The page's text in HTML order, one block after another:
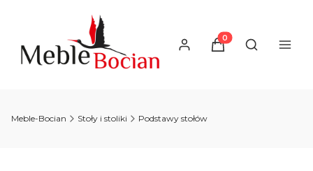
Produkty w
Otwórz
Meble-Bocian Stoły i stoliki Podstawy stołów